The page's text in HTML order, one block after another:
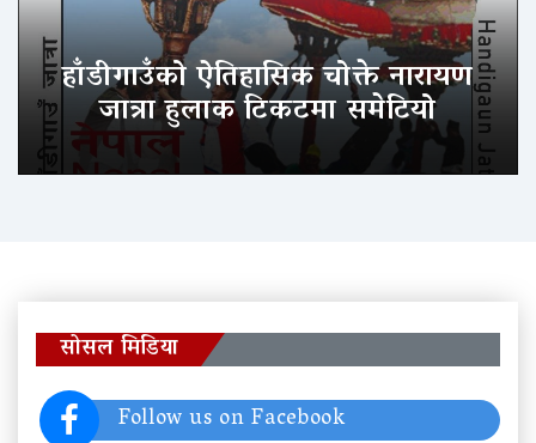
हाँडीगाउँको ऐतिहासिक चोक्ते नारायण
जात्रा हुलाक टिकटमा समेटियो
सोसल मिडिया
Follow us on Facebook